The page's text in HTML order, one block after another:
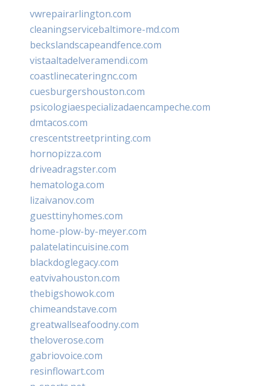
vwrepairarlington.com
cleaningservicebaltimore-md.com
beckslandscapeandfence.com
vistaaltadelveramendi.com
coastlinecateringnc.com
cuesburgershouston.com
psicologiaespecializadaencampeche.com
dmtacos.com
crescentstreetprinting.com
hornopizza.com
driveadragster.com
hematologa.com
lizaivanov.com
guesttinyhomes.com
home-plow-by-meyer.com
palatelatincuisine.com
blackdoglegacy.com
eatvivahouston.com
thebigshowok.com
chimeandstave.com
greatwallseafoodny.com
theloverose.com
gabriovoice.com
resinflowart.com